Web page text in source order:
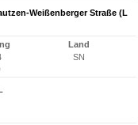
Weißenberger Straße (L
Land
SN